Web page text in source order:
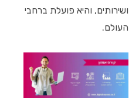
ושירותים, והיא פועלת ברחבי
העולם.